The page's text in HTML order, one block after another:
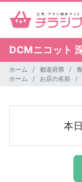
DCMニコット
ホーム 都道府県
ホーム
お店の名前
本